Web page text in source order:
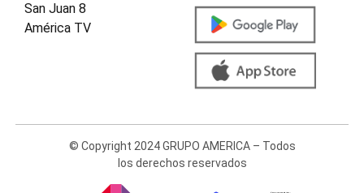
San Juan 8
América TV
© Copyright 2024 GRUPO AMERICA – Todos
los derechos reservados